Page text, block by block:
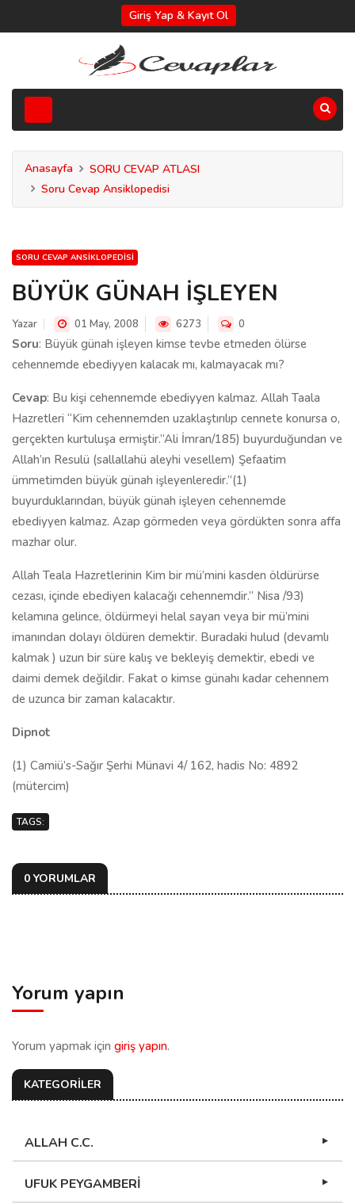
Giriş Yap & Kayıt Ol
Anasayfa
SORU CEVAP ATLASI
Soru Cevap Ansiklopedisi
SORU CEVAP ANSIKLOPEDISI
BÜYÜK GÜNAH İŞLEYEN
Yazar 01 May, 2008 6273 0
Soru: Büyük günah işleyen kimse tevbe etmeden ölürse
cehennemde ebediyyen kalacak mı, kalmayacak mı?
Cevap: Bu kişi cehennemde ebediyyen kalmaz. Allah Taala
Hazretleri “Kim cehennemden uzaklaştırılıp cennete konursa o,
gerçekten kurtuluşa ermiştir.”Ali İmran/185) buyurduğundan ve
Allah’ın Resulü (sallallahü aleyhi vesellem) Şefaatim
ümmetimden büyük günah işleyenleredir.”(1)
buyurduklarından, büyük günah işleyen cehennemde
ebediyyen kalmaz. Azap görmeden veya gördükten sonra affa
mazhar olur.
Allah Teala Hazretlerinin Kim bir mü’mini kasden öldürürse
cezası, içinde ebediyen kalacağı cehennemdir.” Nisa /93)
kelamına gelince, öldürmeyi helal sayan veya bir mü’mini
imanından dolayı öldüren demektir. Buradaki hulud (devamlı
kalmak ) uzun bir süre kalış ve bekleyiş demektir, ebedi ve
daimi demek değildir. Fakat o kimse günahı kadar cehennem
de uzunca bir zaman kalacaktır.
Dipnot
(1) Camiü’s-Sağır Şerhi Münavi 4/ 162, hadis No: 4892
(mütercim)
TAGS:
0 YORUMLAR
Yorum yapın
Yorum yapmak için giriş yapın.
KATEGORİLER
ALLAH C.C.
UFUK PEYGAMBERİ